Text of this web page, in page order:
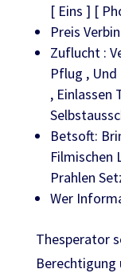
[ Eins ] [
Preis
Zuflucht :
Pflug ,
, Einlassen
Betsoft:
Filmischen
Prahlen
Wer
Thesperator
Berechtigung